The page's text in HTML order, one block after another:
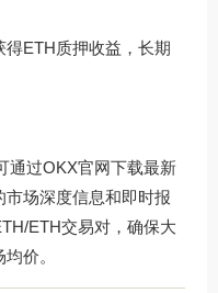
得ETH质押收益，长期
通过OKX官网下载最新
市场深度信息和即时报
ETH交易对，确保大
价。